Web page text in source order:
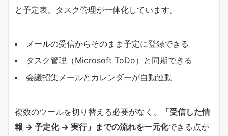
と予定表、タスク管理が一体化しています。
メールの受信からそのまま予定に登録できる
タスク管理（Microsoft ToDo）と同期できる
会議招集メールとカレンダーが自動連動
複数のツールを切り替える必要がなく、
「受信した情
報 → 予定化 → 実行」までの流れを一元化できる点が